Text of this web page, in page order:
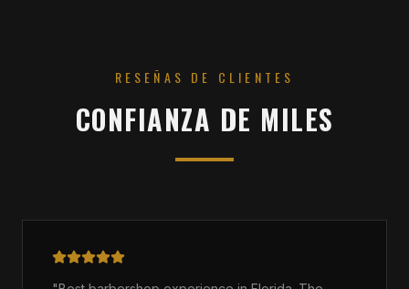
RESEÑAS DE CLIENTES
CONFIANZA DE MILES